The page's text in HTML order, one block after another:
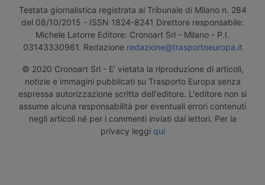
Testata giornalistica registrata al Tribunale di Milano n. 284
del 08/10/2015 - ISSN 1824-8241 Direttore responsabile:
Michele Latorre Editore: Cronoart Srl - Milano - P.I.
03143330961. Redazione redazione@trasportoeuropa.it
© 2020 Cronoart Srl - E' vietata la riproduzione di articoli,
notizie e immagini pubblicati su Trasporto Europa senza
espressa autorizzazione scritta dell'editore. L'editore non si
assume alcuna responsabilità per eventuali errori contenuti
negli articoli né per i commenti inviati dai lettori. Per la
privacy leggi qui